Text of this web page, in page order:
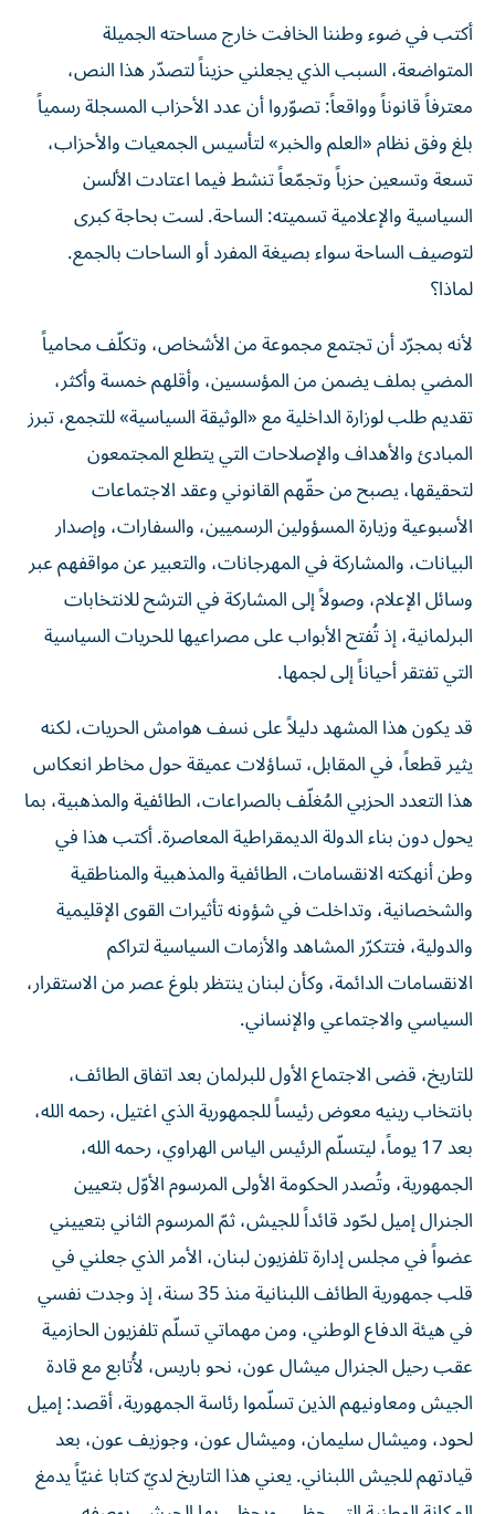
أكتب في ضوء وطننا الخافت خارج مساحته الجميلة
المتواضعة، السبب الذي يجعلني حزيناً لتصدّر هذا النص،
معترفاً قانوناً وواقعاً: تصوّروا أن عدد الأحزاب المسجلة رسمياً
بلغ وفق نظام «العلم والخبر» لتأسيس الجمعيات والأحزاب،
تسعة وتسعين حزباً وتجمّعاً تنشط فيما اعتادت الألسن
السياسية والإعلامية تسميته: الساحة. لست بحاجة كبرى
لتوصيف الساحة سواء بصيغة المفرد أو الساحات بالجمع.
لماذا؟
لأنه بمجرّد أن تجتمع مجموعة من الأشخاص، وتكلّف محامياً
المضي بملف يضمن من المؤسسين، وأقلهم خمسة وأكثر،
تقديم طلب لوزارة الداخلية مع «الوثيقة السياسية» للتجمع، تبرز
المبادئ والأهداف والإصلاحات التي يتطلع المجتمعون
لتحقيقها، يصبح من حقّهم القانوني وعقد الاجتماعات
الأسبوعية وزيارة المسؤولين الرسميين، والسفارات، وإصدار
البيانات، والمشاركة في المهرجانات، والتعبير عن مواقفهم عبر
وسائل الإعلام، وصولاً إلى المشاركة في الترشح للانتخابات
البرلمانية، إذ تُفتح الأبواب على مصراعيها للحريات السياسية
التي تفتقر أحياناً إلى لجمها.
قد يكون هذا المشهد دليلاً على نسف هوامش الحريات، لكنه
يثير قطعاً، في المقابل، تساؤلات عميقة حول مخاطر انعكاس
هذا التعدد الحزبي المُغلّف بالصراعات، الطائفية والمذهبية، بما
يحول دون بناء الدولة الديمقراطية المعاصرة. أكتب هذا في
وطن أنهكته الانقسامات، الطائفية والمذهبية والمناطقية
والشخصانية، وتداخلت في شؤونه تأثيرات القوى الإقليمية
والدولية، فتتكرّر المشاهد والأزمات السياسية لتراكم
الانقسامات الدائمة، وكأن لبنان ينتظر بلوغ عصر من الاستقرار،
السياسي والاجتماعي والإنساني.
للتاريخ، قضى الاجتماع الأول للبرلمان بعد اتفاق الطائف،
بانتخاب رينيه معوض رئيساً للجمهورية الذي اغتيل، رحمه الله،
بعد 17 يوماً، ليتسلّم الرئيس الياس الهراوي، رحمه الله،
الجمهورية، وتُصدر الحكومة الأولى المرسوم الأوّل بتعيين
الجنرال إميل لحّود قائداً للجيش، ثمّ المرسوم الثاني بتعييني
عضواً في مجلس إدارة تلفزيون لبنان، الأمر الذي جعلني في
قلب جمهورية الطائف اللبنانية منذ 35 سنة، إذ وجدت نفسي
في هيئة الدفاع الوطني، ومن مهماتي تسلّم تلفزيون الحازمية
عقب رحيل الجنرال ميشال عون، نحو باريس، لأُتابع مع قادة
الجيش ومعاونيهم الذين تسلّموا رئاسة الجمهورية، أقصد: إميل
لحود، وميشال سليمان، وميشال عون، وجوزيف عون، بعد
قيادتهم للجيش اللبناني. يعني هذا التاريخ لديّ كتابا غنيّاً يدمغ